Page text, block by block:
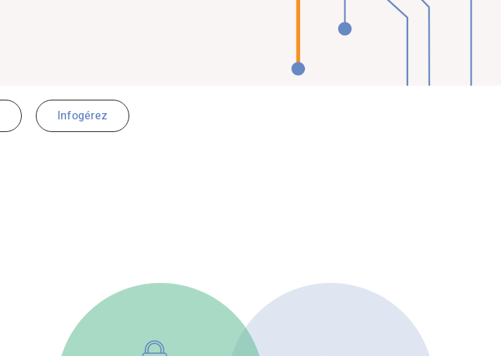
Infogérez